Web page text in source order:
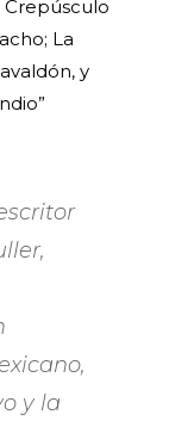
Crepúsculo
La
y
y la